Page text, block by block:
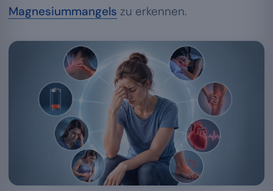
Magnesiummangels zu erkennen.